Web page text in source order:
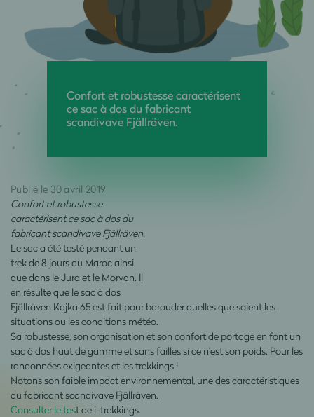
Confort et robustesse caractérisent
ce sac à dos du fabricant
scandivave Fjällräven.
Publié le 30 avril 2019
Confort et robustesse
caractérisent ce sac à dos du
fabricant scandivave Fjällräven.
Le sac a été testé pendant un
trek de 8 jours au Maroc ainsi
que dans le Jura et le Morvan. Il
en résulte que le sac à dos
Fjällräven Kajka 65 est fait pour barouder quelles que soient les
situations ou les conditions météo.
Sa robustesse, son organisation et son confort de portage en font un
sac à dos haut de gamme et sans failles si ce n’est son poids. Pour les
randonnées exigeantes et les trekkings !
Notons son faible impact environnemental, une des caractéristiques
du fabricant scandivave Fjällräven.
Consulter le test de i-trekkings.